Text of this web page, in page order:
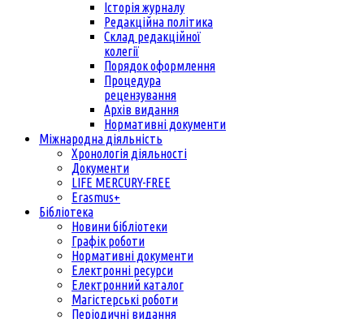
Історія журналу
Редакційна політика
Склад редакційної
колегії
Порядок оформлення
Процедура
рецензування
Архів видання
Нормативні документи
Міжнародна діяльність
Хронологія діяльності
Документи
LIFE MERCURY-FREE
Erasmus+
Бібліотека
Новини бібліотеки
Графік роботи
Нормативні документи
Електронні ресурси
Електронний каталог
Магістерські роботи
Періодичні видання